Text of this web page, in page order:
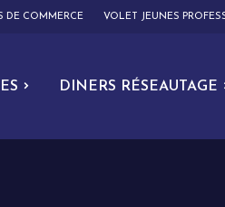
DE COMMERCE VOLET JEUNES
DINERS RÉSEAUTAGE